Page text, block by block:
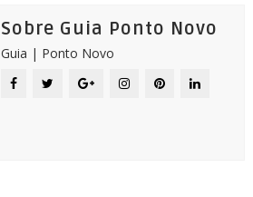
Sobre Guia Ponto Novo
Guia | Ponto Novo